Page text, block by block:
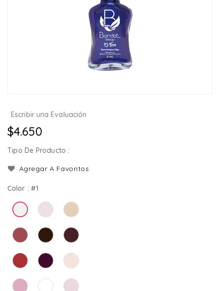
Escribir una Evaluación
Precio
habitual
$4.650
Tipo De Producto :
Agregar A Favoritos
Color : #1